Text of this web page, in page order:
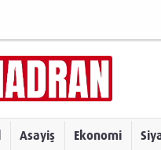
Asayiş Ekonomi